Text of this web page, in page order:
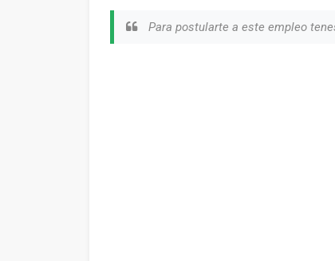
Para postularte a este empleo